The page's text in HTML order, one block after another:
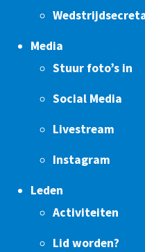
Media
Stuur foto’s in
Social Media
Livestream
Instagram
Leden
Activiteiten
Lid worden?